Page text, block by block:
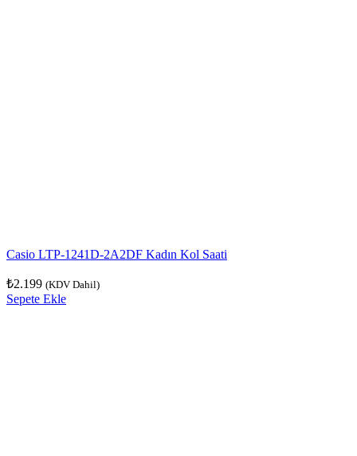
Casio LTP-1241D-2A2DF Kadın Kol Saati
₺2.199 (KDV Dahil)
Sepete Ekle